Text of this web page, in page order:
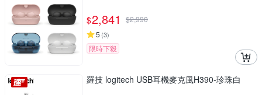
$2,841 $2,990
5 (3)
限時下殺
羅技 logitech USB耳機麥克風H390-珍珠白